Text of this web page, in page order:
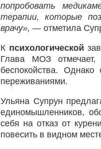
попробовать
терапии, которые
врачу», — отметила
К психологической
Глава МОЗ
беспокойства.
переживаниями.
Ульяна Супрун
единомышленников,
себя на отказ от
повесить в видном